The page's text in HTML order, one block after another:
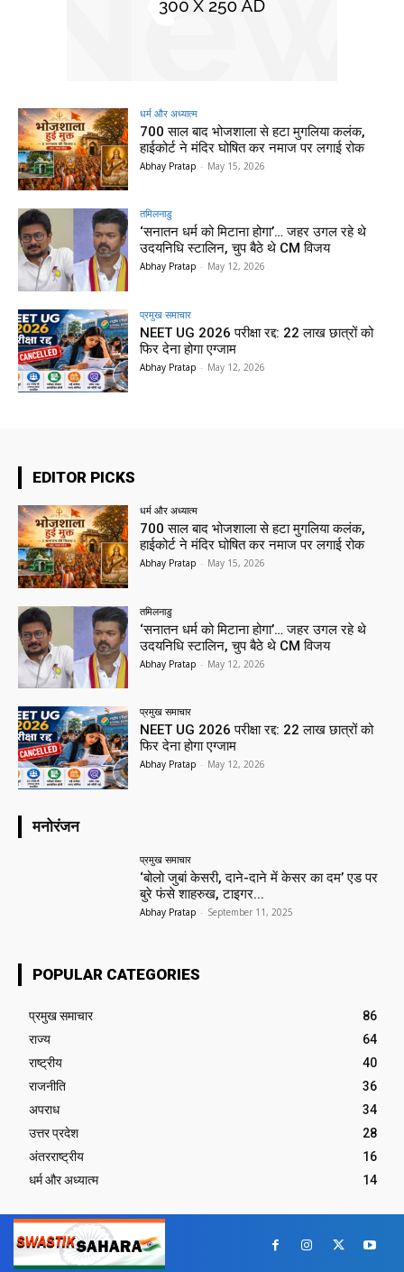
धर्म और अध्यात्म
700 साल बाद भोजशाला से हटा मुगलिया कलंक,
हाईकोर्ट ने मंदिर घोषित कर नमाज पर लगाई रोक
Abhay Pratap - May 15, 2026
तमिलनाडु
‘सनातन धर्म को मिटाना होगा’… जहर उगल रहे थे
उदयनिधि स्टालिन, चुप बैठे थे CM विजय
Abhay Pratap - May 12, 2026
प्रमुख समाचार‎
NEET UG 2026 परीक्षा रद्द: 22 लाख छात्रों को
फिर देना होगा एग्जाम
Abhay Pratap - May 12, 2026
EDITOR PICKS
धर्म और अध्यात्म
700 साल बाद भोजशाला से हटा मुगलिया कलंक,
हाईकोर्ट ने मंदिर घोषित कर नमाज पर लगाई रोक
Abhay Pratap - May 15, 2026
तमिलनाडु
‘सनातन धर्म को मिटाना होगा’… जहर उगल रहे थे
उदयनिधि स्टालिन, चुप बैठे थे CM विजय
Abhay Pratap - May 12, 2026
प्रमुख समाचार‎
NEET UG 2026 परीक्षा रद्द: 22 लाख छात्रों को
फिर देना होगा एग्जाम
Abhay Pratap - May 12, 2026
मनोरंजन
प्रमुख समाचार‎
‘बोलो जुबां केसरी, दाने-दाने में केसर का दम’ एड पर
बुरे फंसे शाहरुख, टाइगर...
Abhay Pratap - September 11, 2025
POPULAR CATEGORIES
प्रमुख समाचार‎
86
राज्य
64
राष्ट्रीय
40
राजनीति
36
अपराध
34
उत्तर प्रदेश
28
अंतरराष्ट्रीय
16
धर्म और अध्यात्म
14